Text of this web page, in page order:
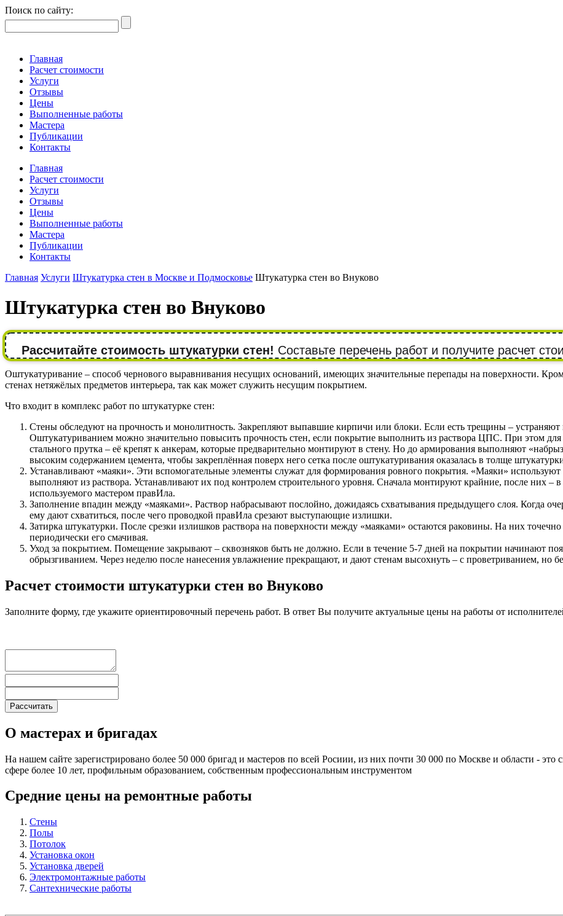
Поиск по сайту:
Главная
Расчет стоимости
Услуги
Отзывы
Цены
Выполненные работы
Мастера
Публикации
Контакты
Главная
Расчет стоимости
Услуги
Отзывы
Цены
Выполненные работы
Мастера
Публикации
Контакты
Главная Услуги Штукатурка стен в Москве и Подмосковье Штукатурка стен во Внуково
Штукатурка стен во Внуково
Рассчитайте стоимость штукатурки стен! Составьте перечень работ и получите расчет
Оштукатуривание – способ чернового выравнивания несущих оснований, имеющих значительные перепады на поверхности.
стенах нетяжёлых предметов интерьера, так как может служить несущим покрытием.
Что входит в комплекс работ по штукатурке стен:
Стены обследуют на прочность и монолитность. Закрепляют выпавшие кирпичи или блоки. Если есть трещины –
Оштукатуриванием можно значительно повысить прочность стен, если покрытие выполнить из раствора ЦПС. При этом
стального прутка – её крепят к анкерам, которые предварительно монтируют в стену. Но до армирования выполняют
высоким содержанием цемента, чтобы закреплённая поверх него сетка после оштукатуривания оказалась в толще
Устанавливают «маяки». Эти вспомогательные элементы служат для формирования ровного покрытия. «Маяки» используют
выполняют из раствора. Устанавливают их под контролем строительного уровня. Сначала монтируют крайние, после них
используемого мастером правИла.
Заполнение впадин между «маяками». Раствор набрасывают послойно, дожидаясь схватывания предыдущего слоя. Когда
ему дают схватиться, после чего проводкой правИла срезают выступающие излишки.
Затирка штукатурки. После срезки излишков раствора на поверхности между «маяками» остаются раковины. На них
периодически его смачивая.
Уход за покрытием. Помещение закрывают – сквозняков быть не должно. Если в течение 5-7 дней на покрытии начинают
обрызгиванием. Через неделю после нанесения увлажнение прекращают, и дают стенам высохнуть – с проветриванием, но
Расчет стоимости штукатурки стен во Внуково
Заполните форму, где укажите ориентировочный перечень работ. В ответ Вы получите актуальные цены на работы от
О мастерах и бригадах
На нашем сайте зарегистрировано более 50 000 бригад и мастеров по всей Росиии, из них почти 30 000 по Москве и области -
сфере более 10 лет, профильным образованием, собственным профессиональным инструментом
Средние цены на ремонтные работы
Стены
Полы
Потолок
Установка окон
Установка дверей
Электромонтажные работы
Сантехнические работы